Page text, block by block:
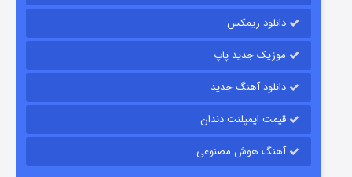
قسمت۱۵ (دوبله) منتشر شد
دانلود ریمکس
موزیک جدید پاپ
دانلود آهنگ جدید
قیمت ایمپلنت دندان
آهنگ هوش مصنوعی